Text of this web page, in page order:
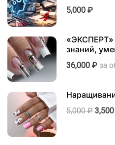
5,000 ₽
«ЭКСПЕРТ»
знаний,
36,000 ₽ за
5,000 ₽